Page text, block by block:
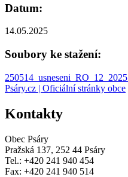
Datum:
14.05.2025
Soubory ke stažení:
250514_usneseni_RO_12_2025
Psáry.cz | Oficiální stránky obce
Kontakty
Obec Psáry
Pražská 137, 252 44 Psáry
Tel.: +420 241 940 454
Fax: +420 241 940 514